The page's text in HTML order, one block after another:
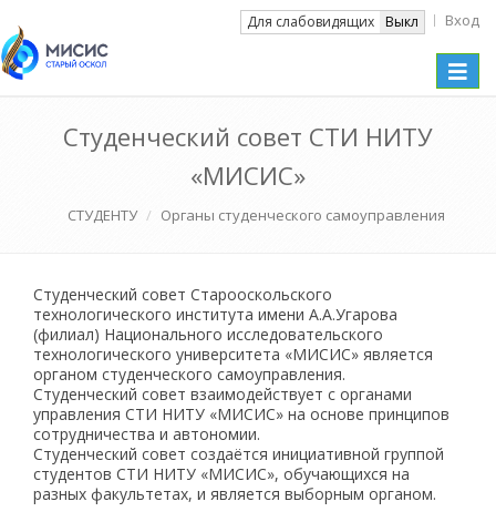
Для слабовидящих Выкл Вход
Toggle
Студенческий совет СТИ НИТУ
«МИСИС»
СТУДЕНТУ Органы студенческого самоуправления
Студенческий совет Старооскольского
технологического института имени А.А.Угарова
(филиал) Национального исследовательского
технологического университета «МИСИС» является
органом студенческого самоуправления.
Студенческий совет взаимодействует с органами
управления СТИ НИТУ «МИСИС» на основе принципов
сотрудничества и автономии.
Студенческий совет создаётся инициативной группой
студентов СТИ НИТУ «МИСИС», обучающихся на
разных факультетах, и является выборным органом.